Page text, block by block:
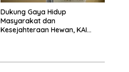
Dukung Gaya Hidup
Masyarakat dan
Kesejahteraan Hewan, KAI